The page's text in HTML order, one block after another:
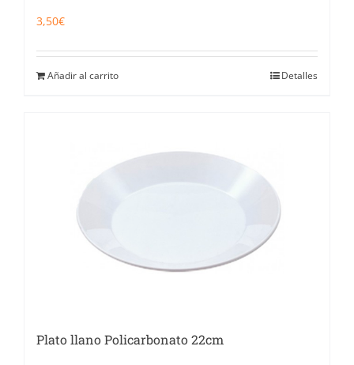
3,50€
Añadir al carrito Detalles
Plato llano Policarbonato 22cm